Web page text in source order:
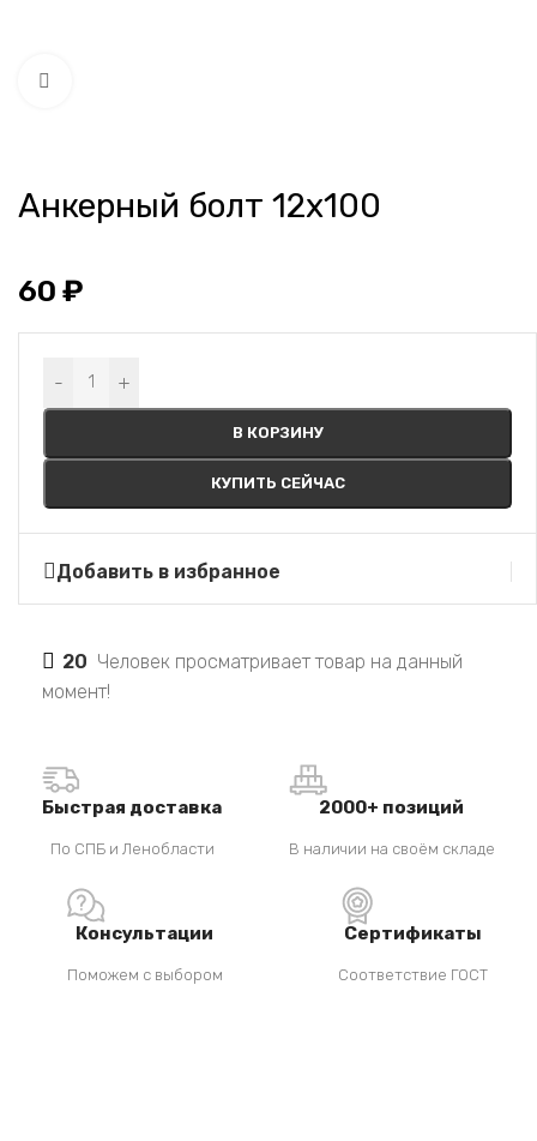
Анкерный болт 12х100
60 ₽
- +
В КОРЗИНУ
КУПИТЬ СЕЙЧАС
Alternative:
Добавить в избранное
20 Человек просматривает товар на данный
момент!
Быстрая доставка
По СПБ и Ленобласти
2000+ позиций
В наличии на своём складе
Консультации
Поможем с выбором
Сертификаты
Соответствие ГОСТ